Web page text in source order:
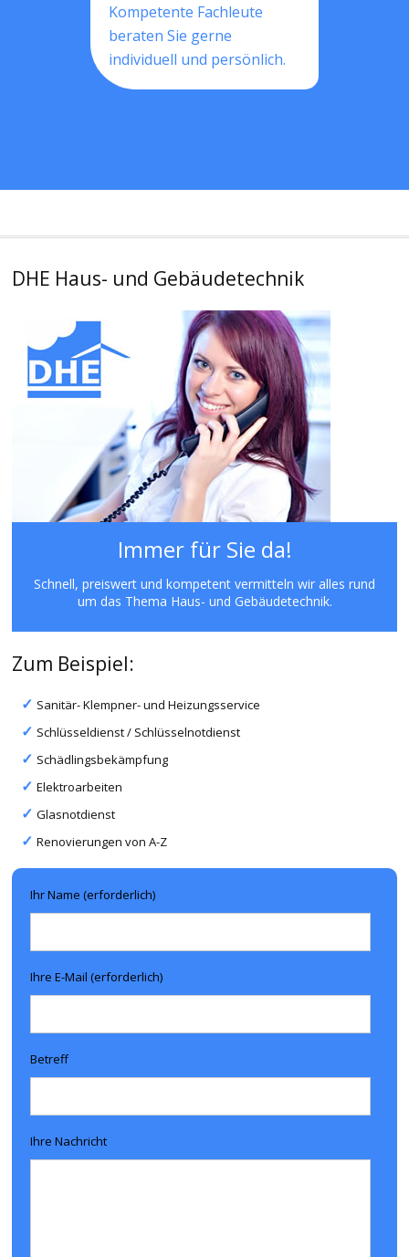
Kompetente Fachleute
beraten Sie gerne
individuell und persönlich.
DHE Haus- und Gebäudetechnik
Immer für Sie da!
Schnell, preiswert und kompetent vermitteln wir alles rund
um das Thema Haus- und Gebäudetechnik.
Zum Beispiel:
Sanitär- Klempner- und Heizungsservice
Schlüsseldienst / Schlüsselnotdienst
Schädlingsbekämpfung
Elektroarbeiten
Glasnotdienst
Renovierungen von A-Z
Ihr Name (erforderlich)
Ihre E-Mail (erforderlich)
Betreff
Ihre Nachricht